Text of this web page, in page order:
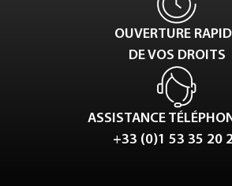
OUVERTURE
DE VOS DROITS
ASSISTANCE
+33 (0)1 53 35 20